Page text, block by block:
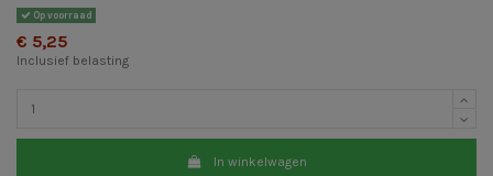
Op voorraad
€ 5,25
Inclusief belasting
In winkelwagen